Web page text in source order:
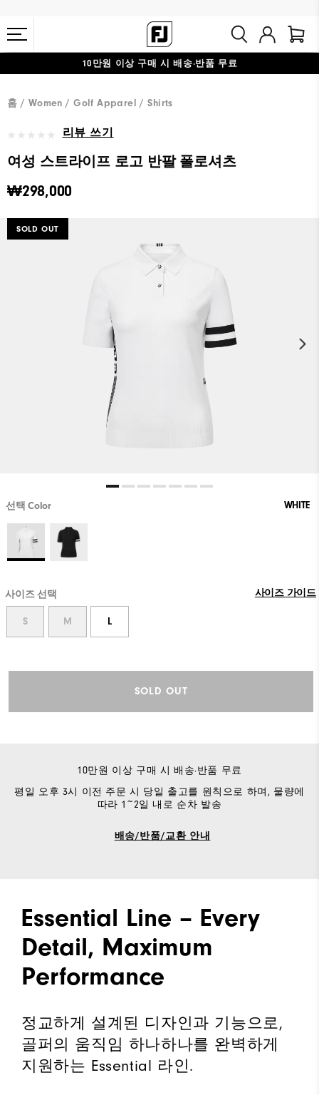
10만원 이상 구매 시 배송·반품 무료
홈 Women Golf Apparel Shirts
리뷰 쓰기
여성 스트라이프 로고 반팔 폴로셔츠
₩298,000
SOLD OUT
선택 Color WHITE
사이즈 선택 사이즈 가이드
S M L
SOLD OUT
10만원 이상 구매 시 배송·반품 무료
평일 오후 3시 이전 주문 시 당일 출고를 원칙으로 하며, 물량에
따라 1~2일 내로 순차 발송
배송/반품/교환 안내
Essential Line – Every
Detail, Maximum
Performance
정교하게 설계된 디자인과 기능으로,
골퍼의 움직임 하나하나를 완벽하게
지원하는 Essential 라인.